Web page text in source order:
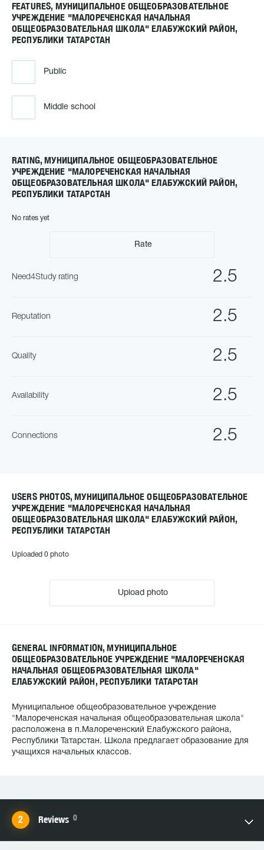
FEATURES, МУНИЦИПАЛЬНОЕ ОБЩЕОБРАЗОВАТЕЛЬНОЕ
УЧРЕЖДЕНИЕ "МАЛОРЕЧЕНСКАЯ НАЧАЛЬНАЯ
ОБЩЕОБРАЗОВАТЕЛЬНАЯ ШКОЛА" ЕЛАБУЖСКИЙ РАЙОН,
РЕСПУБЛИКИ ТАТАРСТАН
Public
Middle school
RATING, МУНИЦИПАЛЬНОЕ ОБЩЕОБРАЗОВАТЕЛЬНОЕ
УЧРЕЖДЕНИЕ "МАЛОРЕЧЕНСКАЯ НАЧАЛЬНАЯ
ОБЩЕОБРАЗОВАТЕЛЬНАЯ ШКОЛА" ЕЛАБУЖСКИЙ РАЙОН,
РЕСПУБЛИКИ ТАТАРСТАН
No rates yet
Rate
2.5
Need4Study rating
2.5
Reputation
2.5
Quality
2.5
Availability
2.5
Connections
USERS PHOTOS, МУНИЦИПАЛЬНОЕ ОБЩЕОБРАЗОВАТЕЛЬНОЕ
УЧРЕЖДЕНИЕ "МАЛОРЕЧЕНСКАЯ НАЧАЛЬНАЯ
ОБЩЕОБРАЗОВАТЕЛЬНАЯ ШКОЛА" ЕЛАБУЖСКИЙ РАЙОН,
РЕСПУБЛИКИ ТАТАРСТАН
Uploaded 0 photo
Upload photo
GENERAL INFORMATION, МУНИЦИПАЛЬНОЕ
ОБЩЕОБРАЗОВАТЕЛЬНОЕ УЧРЕЖДЕНИЕ "МАЛОРЕЧЕНСКАЯ
НАЧАЛЬНАЯ ОБЩЕОБРАЗОВАТЕЛЬНАЯ ШКОЛА"
ЕЛАБУЖСКИЙ РАЙОН, РЕСПУБЛИКИ ТАТАРСТАН
Муниципальное общеобразовательное учреждение
"Малореченская начальная общеобразовательная школа"
расположена в п.Малореченский Елабужского района,
Республики Татарстан. Школа предлагает образование для
учащихся начальных классов.
Reviews 0